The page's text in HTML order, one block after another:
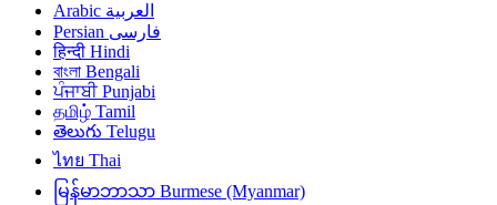
العربية Arabic
فارسی Persian
हिन्दी Hindi
বাংলা Bengali
ਪੰਜਾਬੀ Punjabi
தமிழ் Tamil
తెలుగు Telugu
ไทย Thai
မြန်မာဘာသာ Burmese (Myanmar)